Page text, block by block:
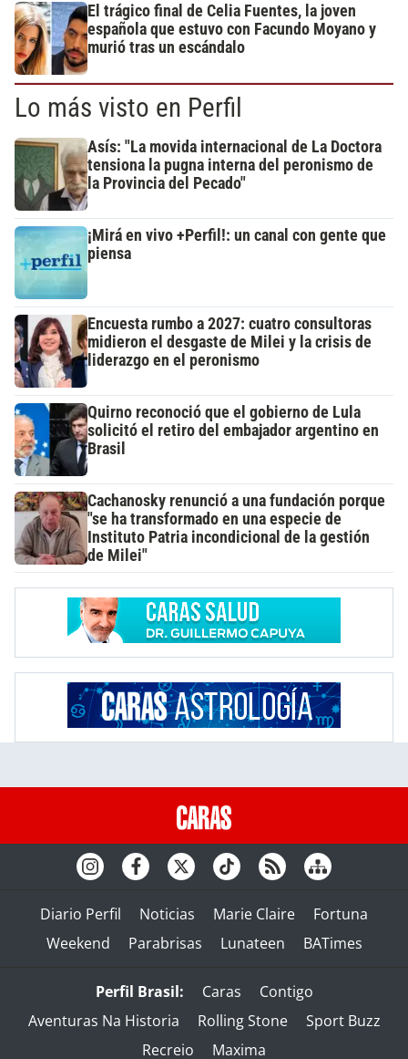
El trágico final de Celia Fuentes, la joven
española que estuvo con Facundo Moyano y
murió tras un escándalo
Lo más visto en Perfil
Asís: "La movida internacional de La Doctora
tensiona la pugna interna del peronismo de
la Provincia del Pecado"
¡Mirá en vivo +Perfil!: un canal con gente que
piensa
Encuesta rumbo a 2027: cuatro consultoras
midieron el desgaste de Milei y la crisis de
liderazgo en el peronismo
Quirno reconoció que el gobierno de Lula
solicitó el retiro del embajador argentino en
Brasil
Cachanosky renunció a una fundación porque
"se ha transformado en una especie de
Instituto Patria incondicional de la gestión
de Milei"
Diario Perfil Noticias Marie Claire
Fortuna
Weekend
Parabrisas Lunateen BATimes
Perfil Brasil: Caras
Contigo
Aventuras Na Historia
Rolling Stone
Sport Buzz
Recreio
Maxima